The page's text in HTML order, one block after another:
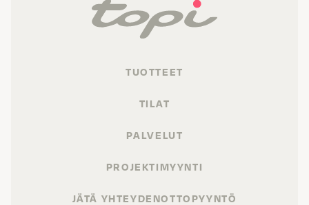
TUOTTEET
TILAT
PALVELUT
PROJEKTIMYYNTI
JÄTÄ YHTEYDENOTTOPYYNTÖ